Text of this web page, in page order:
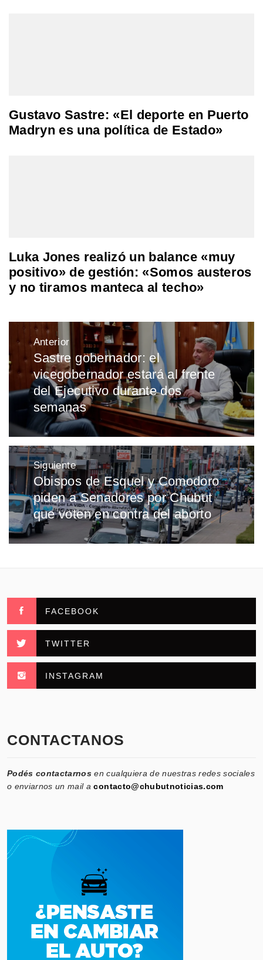
Gustavo Sastre: «El deporte en Puerto
Madryn es una política de Estado»
Luka Jones realizó un balance «muy
positivo» de gestión: «Somos austeros
y no tiramos manteca al techo»
Navegación
de
entradas
Anterior
Entrada
anterior:
Sastre gobernador: el
vicegobernador estará al frente
del Ejecutivo durante dos
semanas
Siguiente
Entrada
siguiente:
Obispos de Esquel y Comodoro
piden a Senadores por Chubut
que voten en contra del aborto
FACEBOOK
TWITTER
INSTAGRAM
CONTACTANOS
Podés contactarnos en cualquiera de nuestras redes sociales
o enviarnos un mail acontacto@chubutnoticias.com